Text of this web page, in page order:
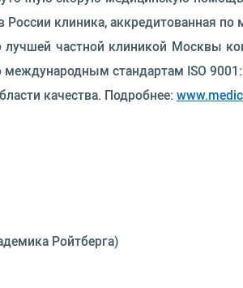
клиника, аккредитованная
частной клиникой Москвы
стандартам ISO
качества. Подробнее:
Ройтберга)